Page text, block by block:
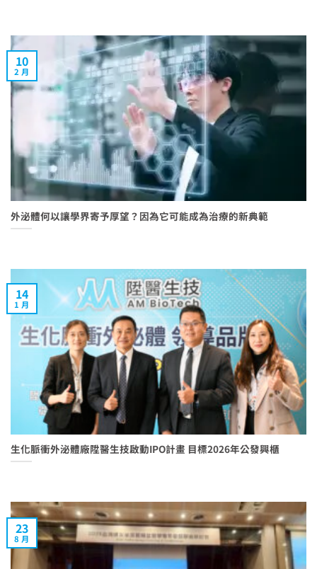
外泌體何以讓學界寄予厚望？因為它可能成為治療的新典範
10
2 月
生化脈衝外泌體廠陞醫生技啟動IPO計畫 目標2026年公發興櫃
14
1 月
23
8 月